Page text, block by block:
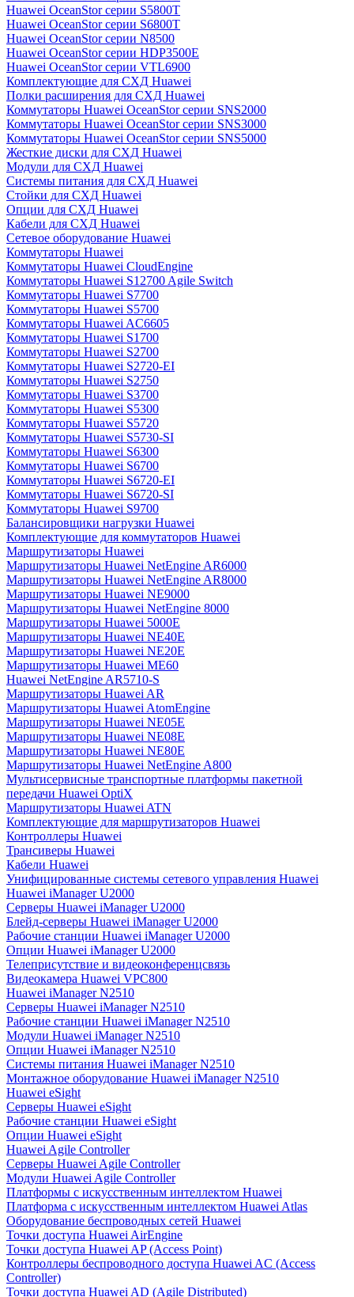
Huawei OceanStor серии S5800T
Huawei OceanStor серии S6800T
Huawei OceanStor серии N8500
Huawei OceanStor серии HDP3500E
Huawei OceanStor серии VTL6900
Комплектующие для СХД Huawei
Полки расширения для СХД Huawei
Коммутаторы Huawei OceanStor серии SNS2000
Коммутаторы Huawei OceanStor серии SNS3000
Коммутаторы Huawei OceanStor серии SNS5000
Жесткие диски для СХД Huawei
Модули для СХД Huawei
Системы питания для СХД Huawei
Стойки для СХД Huawei
Опции для СХД Huawei
Кабели для СХД Huawei
Сетевое оборудование Huawei
Коммутаторы Huawei
Коммутаторы Huawei CloudEngine
Коммутаторы Huawei S12700 Agile Switch
Коммутаторы Huawei S7700
Коммутаторы Huawei S5700
Коммутаторы Huawei AC6605
Коммутаторы Huawei S1700
Коммутаторы Huawei S2700
Коммутаторы Huawei S2720-EI
Коммутаторы Huawei S2750
Коммутаторы Huawei S3700
Коммутаторы Huawei S5300
Коммутаторы Huawei S5720
Коммутаторы Huawei S5730-SI
Коммутаторы Huawei S6300
Коммутаторы Huawei S6700
Коммутаторы Huawei S6720-EI
Коммутаторы Huawei S6720-SI
Коммутаторы Huawei S9700
Балансировщики нагрузки Huawei
Комплектующие для коммутаторов Huawei
Маршрутизаторы Huawei
Маршрутизаторы Huawei NetEngine AR6000
Маршрутизаторы Huawei NetEngine AR8000
Маршрутизаторы Huawei NE9000
Маршрутизаторы Huawei NetEngine 8000
Маршрутизаторы Huawei 5000E
Маршрутизаторы Huawei NE40E
Маршрутизаторы Huawei NE20E
Маршрутизаторы Huawei ME60
Huawei NetEngine AR5710-S
Маршрутизаторы Huawei AR
Маршрутизаторы Huawei AtomEngine
Маршрутизаторы Huawei NE05E
Маршрутизаторы Huawei NE08E
Маршрутизаторы Huawei NE80E
Маршрутизаторы Huawei NetEngine A800
Мультисервисные транспортные платформы пакетной
передачи Huawei OptiX
Маршрутизаторы Huawei ATN
Комплектующие для маршрутизаторов Huawei
Контроллеры Huawei
Трансиверы Huawei
Кабели Huawei
Унифицированные системы сетевого управления Huawei
Huawei iManager U2000
Серверы Huawei iManager U2000
Блейд-серверы Huawei iManager U2000
Рабочие станции Huawei iManager U2000
Опции Huawei iManager U2000
Телеприсутствие и видеоконференцсвязь
Видеокамера Huawei VPC800
Huawei iManager N2510
Серверы Huawei iManager N2510
Рабочие станции Huawei iManager N2510
Модули Huawei iManager N2510
Опции Huawei iManager N2510
Системы питания Huawei iManager N2510
Монтажное оборудование Huawei iManager N2510
Huawei eSight
Серверы Huawei eSight
Рабочие станции Huawei eSight
Опции Huawei eSight
Huawei Agile Controller
Серверы Huawei Agile Controller
Модули Huawei Agile Controller
Платформы с искусственным интеллектом Huawei
Платформа с искусственным интеллектом Huawei Atlas
Оборудование беспроводных сетей Huawei
Точки доступа Huawei AirEngine
Точки доступа Huawei AP (Access Point)
Контроллеры беспроводного доступа Huawei AC (Access
Controller)
Точки доступа Huawei AD (Agile Distributed)